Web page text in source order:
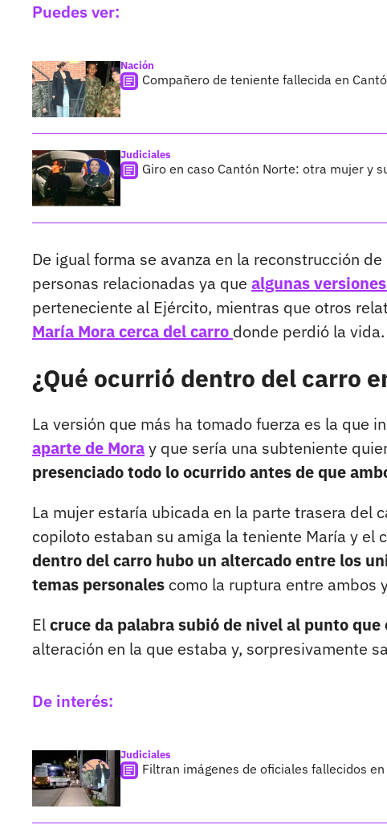
Puedes ver:
Nación
Compañero de teniente fallecida en
Judiciales
Giro en caso Cantón Norte: otra mujer y
De igual forma se avanza en la reconstrucción
personas relacionadas ya que algunas
perteneciente al Ejército, mientras que otros
María Mora cerca del carro donde perdió la vida.
¿Qué ocurrió dentro del carro
La versión que más ha tomado fuerza es la que
aparte de Moray que sería una subteniente
presenciado todo lo ocurrido antes de que
La mujer estaría ubicada en la parte trasera del
copiloto estaban su amiga la teniente María y el
dentro del carro hubo un altercado entre los
temas personales como la ruptura entre ambos
Elcruce da palabra subió de nivel al punto
alteración en la que estaba y, sorpresivamente
De interés:
Judiciales
Filtran imágenes de oficiales fallecidos